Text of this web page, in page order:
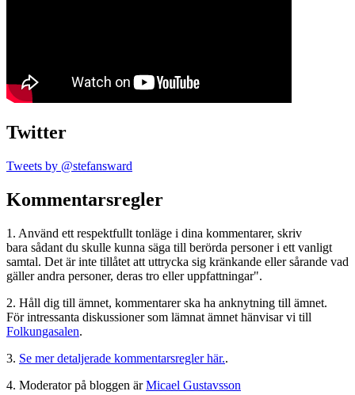
Twitter
Tweets by @stefansward
Kommentarsregler
1. Använd ett respektfullt tonläge i dina kommentarer, skriv
bara sådant du skulle kunna säga till berörda personer i ett vanligt
samtal. Det är inte tillåtet att uttrycka sig kränkande eller sårande vad
gäller andra personer, deras tro eller uppfattningar".
2. Håll dig till ämnet, kommentarer ska ha anknytning till ämnet.
För intressanta diskussioner som lämnat ämnet hänvisar vi till
Folkungasalen.
3. Se mer detaljerade kommentarsregler här..
4. Moderator på bloggen ärMicael Gustavsson